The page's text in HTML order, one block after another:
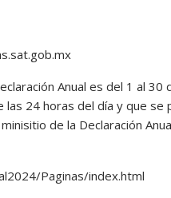
Anual es del 1 al 30
24 horas del día y que se
de la Declaración
Paginas/index.html